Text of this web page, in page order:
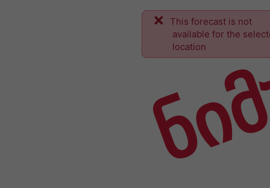
This forecast is not
available for the
location